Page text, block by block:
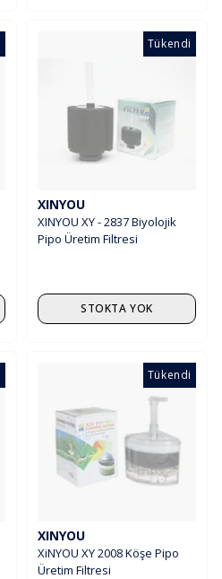
Tükendi
XINYOU
XINYOU XY - 2837 Biyolojik
Pipo Üretim Filtresi
STOKTA YOK
Tükendi
XINYOU
XiNYOU XY 2008 Köşe Pipo
Üretim Filtresi